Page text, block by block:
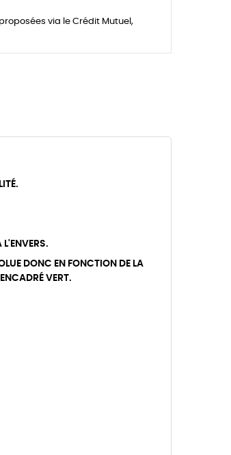
via le Crédit Mutuel,
L'ENVERS.
DONC EN FONCTION DE LA
VERT.